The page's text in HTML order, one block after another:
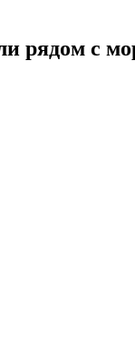
рядом с